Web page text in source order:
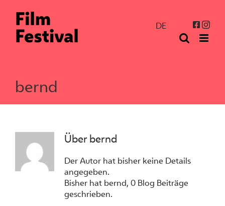
Inhalt
springen
DE
bernd
Überbernd
Der Autor hat bisher keine Details
angegeben.
Bisher hat bernd, 0 Blog Beiträge
geschrieben.